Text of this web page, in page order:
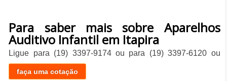
Para saber mais sobre Aparelhos
Auditivo Infantil em Itapira
Ligue para (19) 3397-9174ou para (19) 3397-6120 ou
faça uma cotação